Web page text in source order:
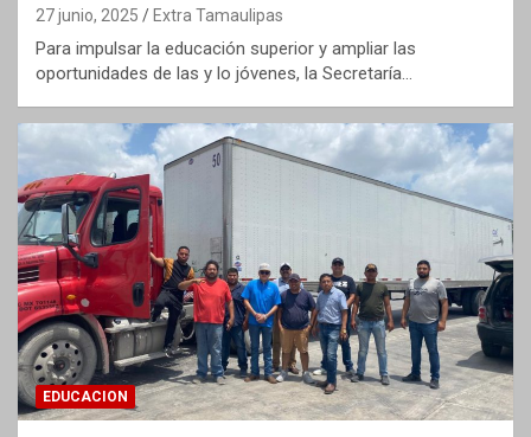
27 junio, 2025 Extra Tamaulipas
Para impulsar la educación superior y ampliar las
oportunidades de las y lo jóvenes, la Secretaría…
EDUCACION